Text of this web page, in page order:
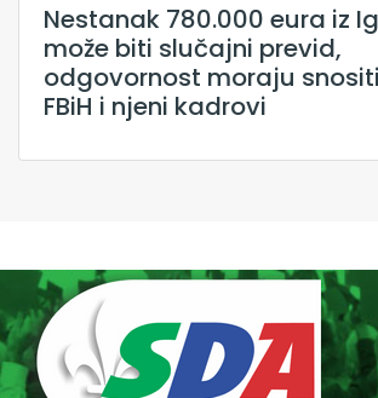
Nestanak 780.000 eura iz
može biti slučajni previd,
odgovornost moraju
FBiH i njeni kadrovi